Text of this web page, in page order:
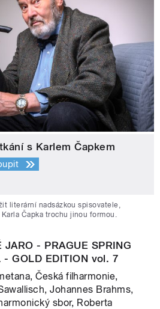
s Karlem Čapkem
literární nadsázkou spisovatele,
Čapka trochu jinou formou.
JARO - PRAGUE SPRING
- GOLD EDITION vol. 7
Česká filharmonie,
Johannes Brahms,
sbor, Roberta